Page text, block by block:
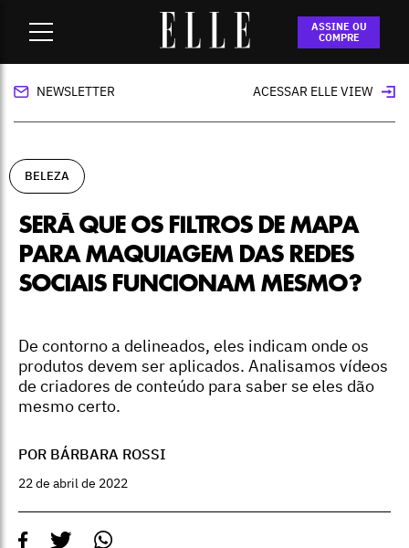
ASSINE OU
COMPRE
Será que os filtros de mapa para maquiagem
das redes sociais funcionam mesmo?
NEWSLETTER ACESSAR ELLE VIEW
BELEZA
SERÁ QUE OS FILTROS DE MAPA
PARA MAQUIAGEM DAS REDES
SOCIAIS FUNCIONAM MESMO?
De contorno a delineados, eles indicam onde os
produtos devem ser aplicados. Analisamos vídeos
de criadores de conteúdo para saber se eles dão
mesmo certo.
POR BÁRBARA ROSSI
22 de abril de 2022